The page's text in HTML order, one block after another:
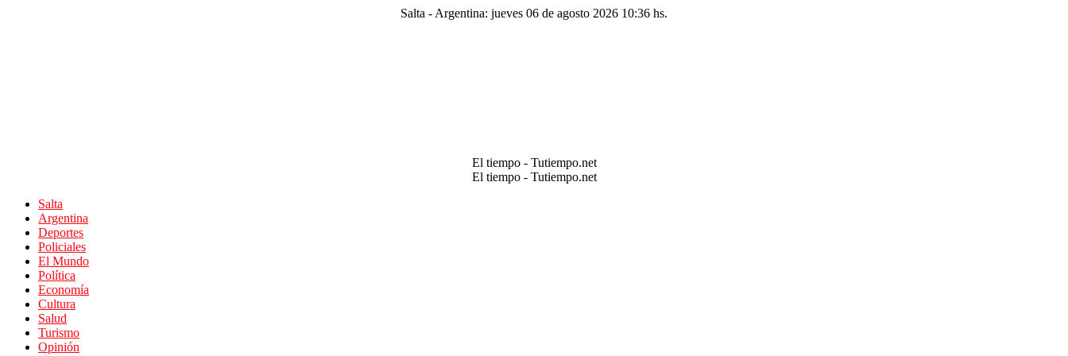
Salta - Argentina: jueves 06 de agosto 2026 10:36 hs.
El tiempo - Tutiempo.net
El tiempo - Tutiempo.net
Salta
Argentina
Deportes
Policiales
El Mundo
Política
Economía
Cultura
Salud
Turismo
Opinión